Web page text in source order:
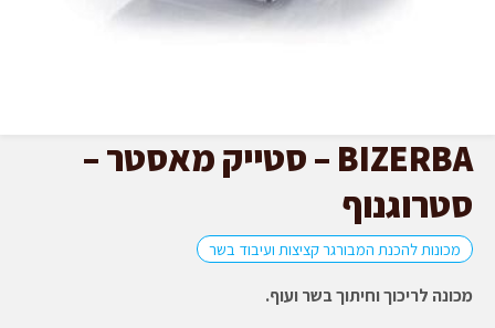
BIZERBA – סטייק מאסטר –
סטרוגנוף
מכונות להכנת המבורגר קציצות ועיבוד בשר
מכונה לריכוך וחיתוך בשר ועוף.